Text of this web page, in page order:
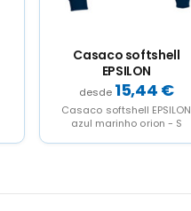
Casaco softshell
EPSILON
15,44 €
Casaco softshell EPSILON
azul marinho orion - S